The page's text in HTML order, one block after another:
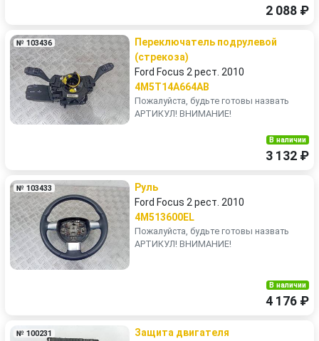
2 088 ₽
№ 103436
Переключатель подрулевой
(стрекоза)
Ford Focus 2 рест. 2010
4M5T14A664AB
Пожалуйста, будьте готовы назвать
АРТИКУЛ! ВНИМАНИЕ!
В наличии
3 132 ₽
№ 103433
Руль
Ford Focus 2 рест. 2010
4M513600EL
Пожалуйста, будьте готовы назвать
АРТИКУЛ! ВНИМАНИЕ!
В наличии
4 176 ₽
№ 100231
Защита двигателя